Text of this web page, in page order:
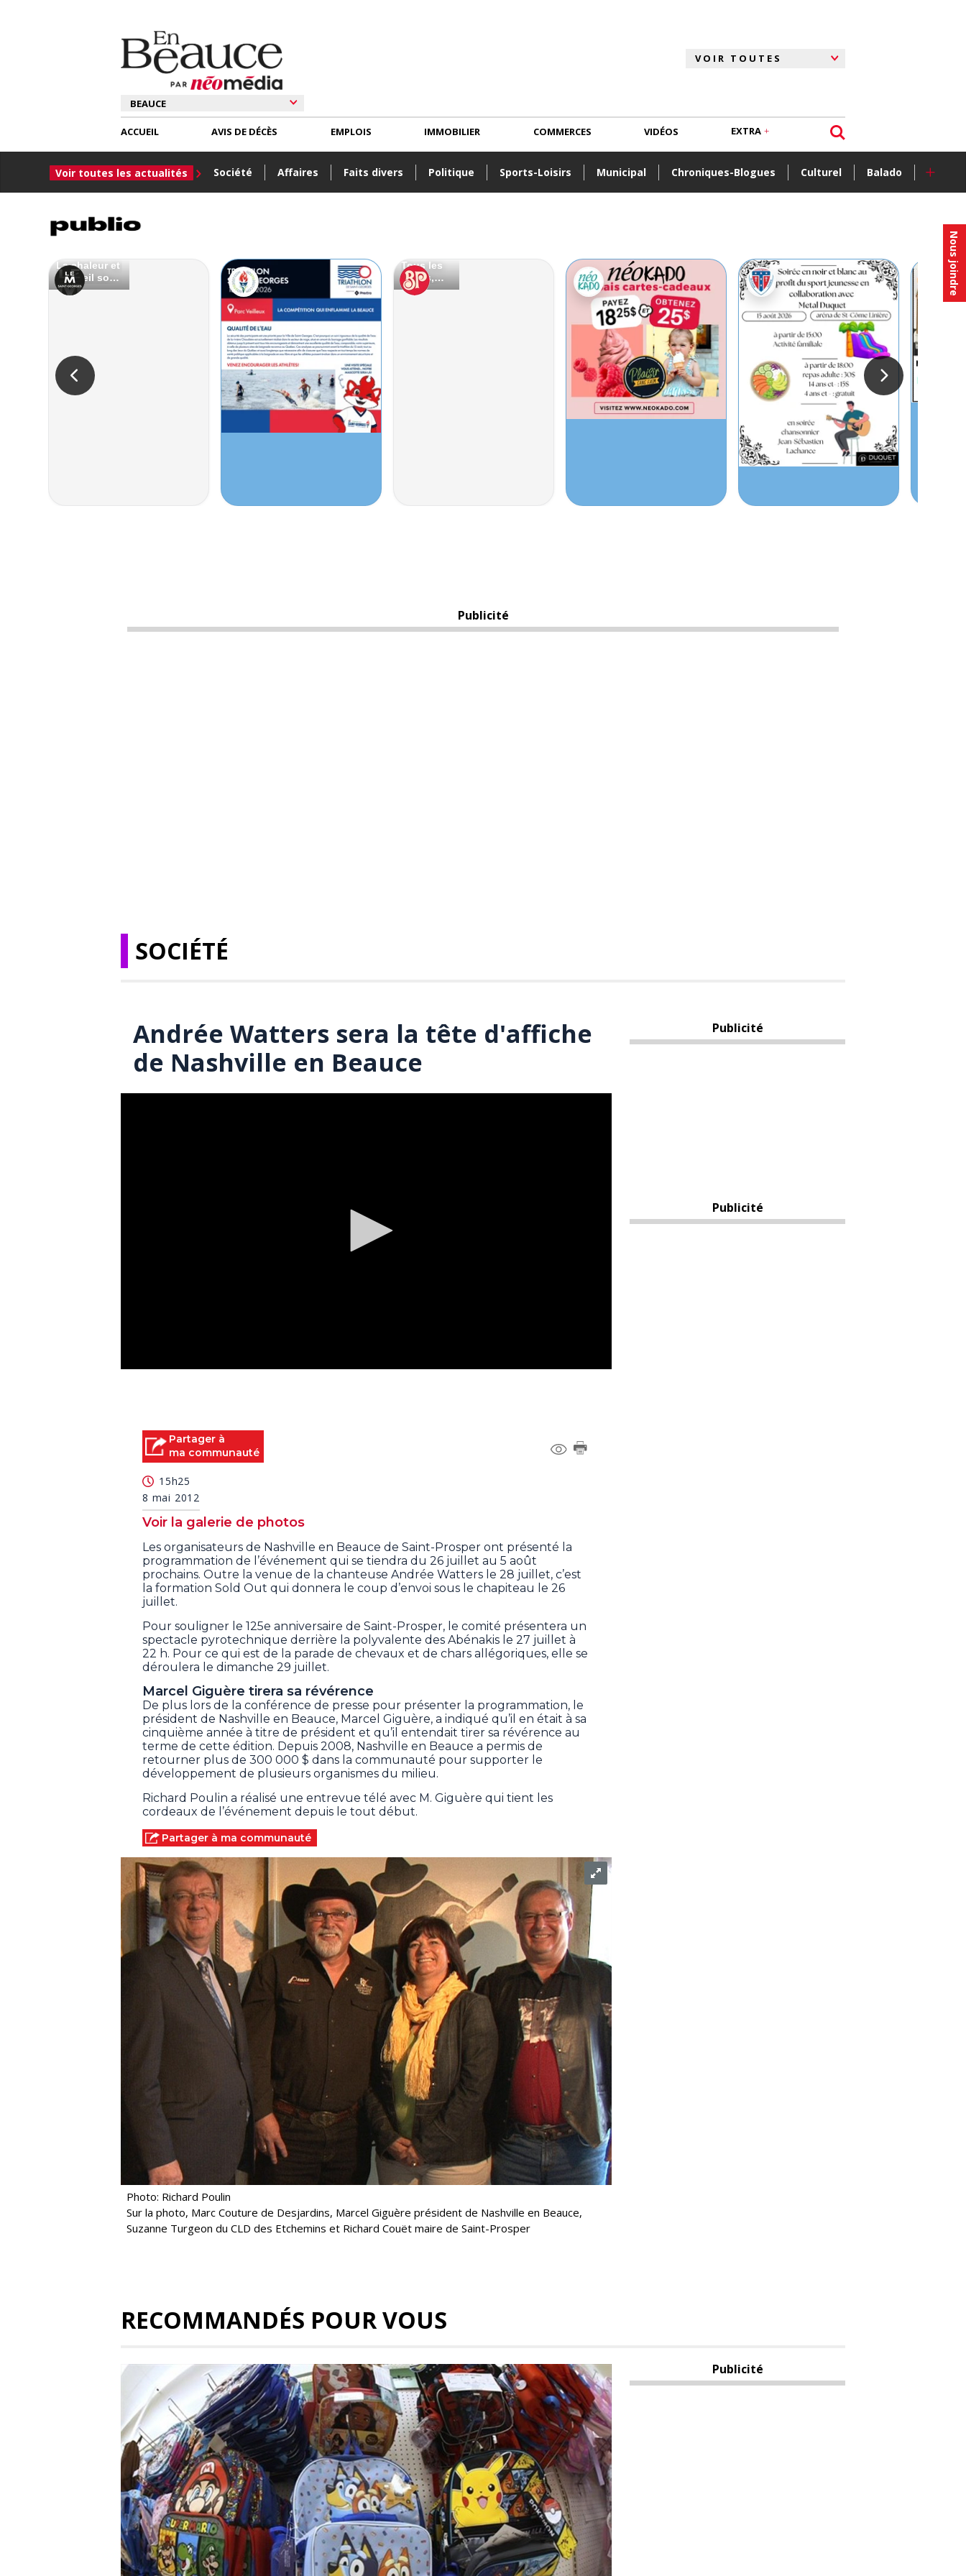
Nous joindre
ACCUEIL
Voir toutes les actualités Société Affaires Faits divers Politique Sports-Loisirs Municipal Chroniques-Blogues Culturel Balado +
AVIS DE DÉCÈS EMPLOIS IMMOBILIER COMMERCES VIDÉOS EXTRA
Publicité
SOCIÉTÉ
Andrée Watters sera la tête d'affiche
de Nashville en Beauce
90%
Partager à
ma communauté
15h25
8 mai 2012
Voir la galerie de photos
Les organisateurs de Nashville en Beauce de Saint-Prosper ont présenté la
programmation de l’événement qui se tiendra du 26 juillet au 5 août
prochains. Outre la venue de la chanteuse Andrée Watters le 28 juillet, c’est
la formation Sold Out qui donnera le coup d’envoi sous le chapiteau le 26
juillet.
Pour souligner le 125e anniversaire de Saint-Prosper, le comité présentera un
spectacle pyrotechnique derrière la polyvalente des Abénakis le 27 juillet à
22 h. Pour ce qui est de la parade de chevaux et de chars allégoriques, elle se
déroulera le dimanche 29 juillet.
Marcel Giguère tirera sa révérence
De plus lors de la conférence de presse pour présenter la programmation, le
président de Nashville en Beauce, Marcel Giguère, a indiqué qu’il en était à sa
cinquième année à titre de président et qu’il entendait tirer sa révérence au
terme de cette édition. Depuis 2008, Nashville en Beauce a permis de
retourner plus de 300 000 $ dans la communauté pour supporter le
développement de plusieurs organismes du milieu.
Richard Poulin a réalisé une entrevue télé avec M. Giguère qui tient les
cordeaux de l’événement depuis le tout début.
Partager à ma communauté
Photo: Richard Poulin
Sur la photo, Marc Couture de Desjardins, Marcel Giguère président de Nashville en Beauce,
Suzanne Turgeon du CLD des Etchemins et Richard Couët maire de Saint-Prosper
Publicité
Publicité
RECOMMANDÉS POUR VOUS
Publicité